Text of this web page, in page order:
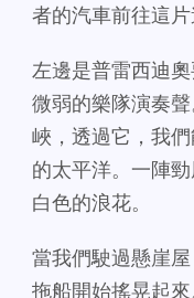
者的汽車前往這片
左邊是普雷西迪
微弱的樂隊演奏
峽，透過它，我
的太平洋。一陣
白色的浪花。
當我們駛過懸崖
拖船開始搖晃起